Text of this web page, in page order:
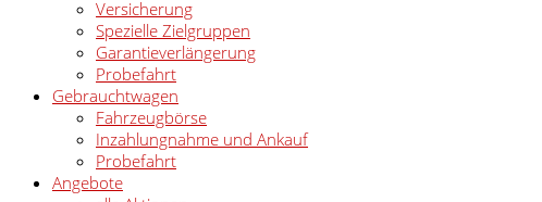
Versicherung
Spezielle Zielgruppen
Garantieverlängerung
Probefahrt
Gebrauchtwagen
Fahrzeugbörse
Inzahlungnahme und Ankauf
Probefahrt
Angebote